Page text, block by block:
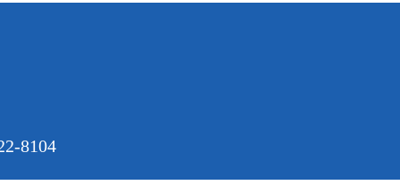
8104